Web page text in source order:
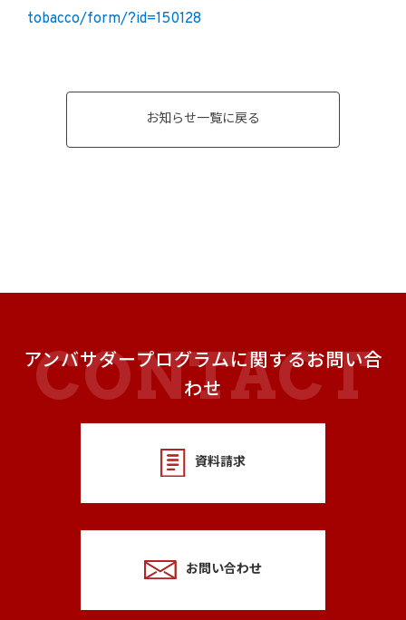
tobacco/form/?id=150128
お知らせ一覧に戻る
アンバサダープログラムに関するお問い合
わせ
資料請求
お問い合わせ